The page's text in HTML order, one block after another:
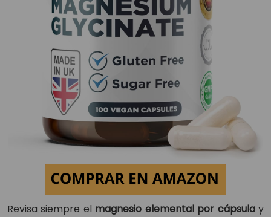
Revisa siempre el magnesio elemental por cápsulay